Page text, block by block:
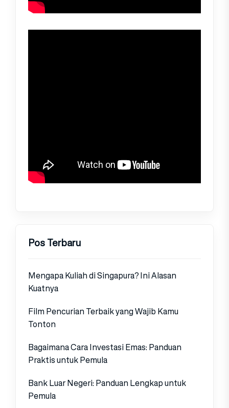
Pos Terbaru
Mengapa Kuliah di Singapura? Ini Alasan
Kuatnya
Film Pencurian Terbaik yang Wajib Kamu
Tonton
Bagaimana Cara Investasi Emas: Panduan
Praktis untuk Pemula
Bank Luar Negeri: Panduan Lengkap untuk
Pemula